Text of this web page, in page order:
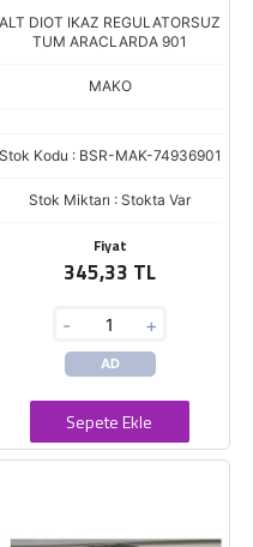
ALT DIOT IKAZ REGULATORSUZ
TUM ARACLARDA 901
MAKO
Stok Kodu : BSR-MAK-74936901
Stok Miktarı : Stokta Var
Fiyat
345,33 TL
- +
AD
Sepete Ekle